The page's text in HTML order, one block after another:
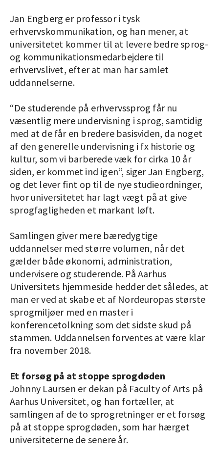
Jan Engberg er professor i tysk
erhvervskommunikation, og han mener, at
universitetet kommer til at levere bedre sprog-
og kommunikationsmedarbejdere til
erhvervslivet, efter at man har samlet
uddannelserne.
“De studerende på erhvervssprog får nu
væsentlig mere undervisning i sprog, samtidig
med at de får en bredere basisviden, da noget
af den generelle undervisning i fx historie og
kultur, som vi barberede væk for cirka 10 år
siden, er kommet ind igen”, siger Jan Engberg,
og det lever fint op til de nye studieordninger,
hvor universitetet har lagt vægt på at give
sprogfagligheden et markant løft.
Samlingen giver mere bæredygtige
uddannelser med større volumen, når det
gælder både økonomi, administration,
undervisere og studerende. På Aarhus
Universitets hjemmeside hedder det således, at
man er ved at skabe et af Nordeuropas største
sprogmiljøer med en master i
konferencetolkning som det sidste skud på
stammen. Uddannelsen forventes at være klar
fra november 2018.
Et forsøg på at stoppe sprogdøden
Johnny Laursen er dekan på Faculty of Arts på
Aarhus Universitet, og han fortæller, at
samlingen af de to sprogretninger er et forsøg
på at stoppe sprogdøden, som har hærget
universiteterne de senere år.